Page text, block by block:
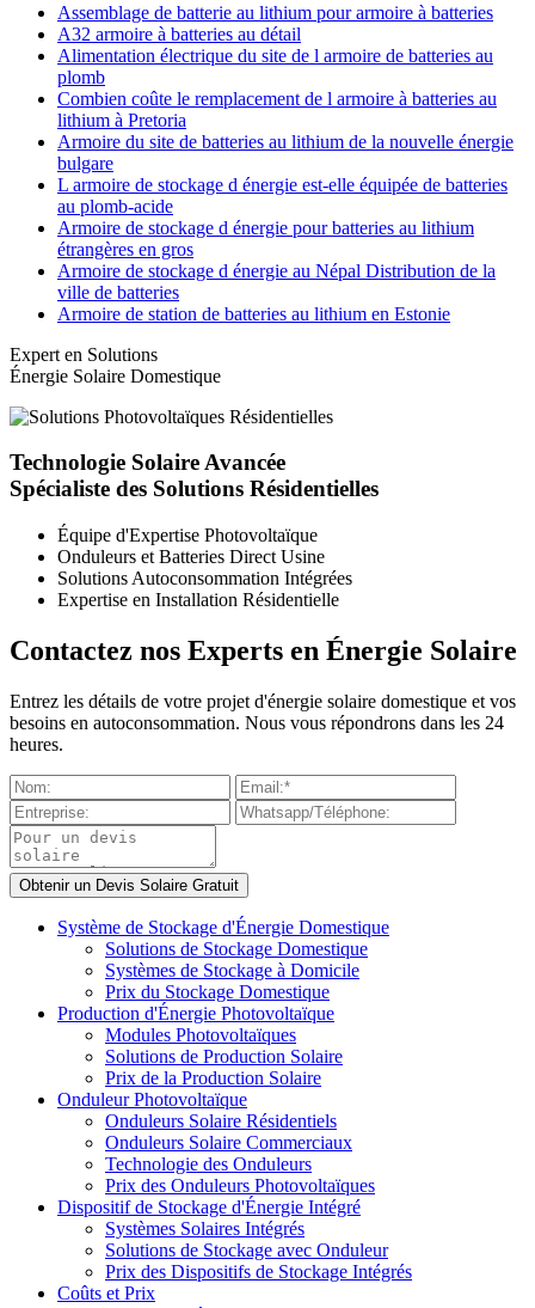
Assemblage de batterie au lithium pour armoire à batteries
A32 armoire à batteries au détail
Alimentation électrique du site de l armoire de batteries au
plomb
Combien coûte le remplacement de l armoire à batteries au
lithium à Pretoria
Armoire du site de batteries au lithium de la nouvelle énergie
bulgare
L armoire de stockage d énergie est-elle équipée de batteries
au plomb-acide
Armoire de stockage d énergie pour batteries au lithium
étrangères en gros
Armoire de stockage d énergie au Népal Distribution de la
ville de batteries
Armoire de station de batteries au lithium en Estonie
Expert en Solutions
Énergie Solaire Domestique
Technologie Solaire Avancée
Spécialiste des Solutions Résidentielles
Équipe d'Expertise Photovoltaïque
Onduleurs et Batteries Direct Usine
Solutions Autoconsommation Intégrées
Expertise en Installation Résidentielle
Contactez nos Experts en Énergie Solaire
Entrez les détails de votre projet d'énergie solaire domestique et vos
besoins en autoconsommation. Nous vous répondrons dans les 24
heures.
Système de Stockage d'Énergie Domestique
Solutions de Stockage Domestique
Systèmes de Stockage à Domicile
Prix du Stockage Domestique
Production d'Énergie Photovoltaïque
Modules Photovoltaïques
Solutions de Production Solaire
Prix de la Production Solaire
Onduleur Photovoltaïque
Onduleurs Solaire Résidentiels
Onduleurs Solaire Commerciaux
Technologie des Onduleurs
Prix des Onduleurs Photovoltaïques
Dispositif de Stockage d'Énergie Intégré
Systèmes Solaires Intégrés
Solutions de Stockage avec Onduleur
Prix des Dispositifs de Stockage Intégrés
Coûts et Prix